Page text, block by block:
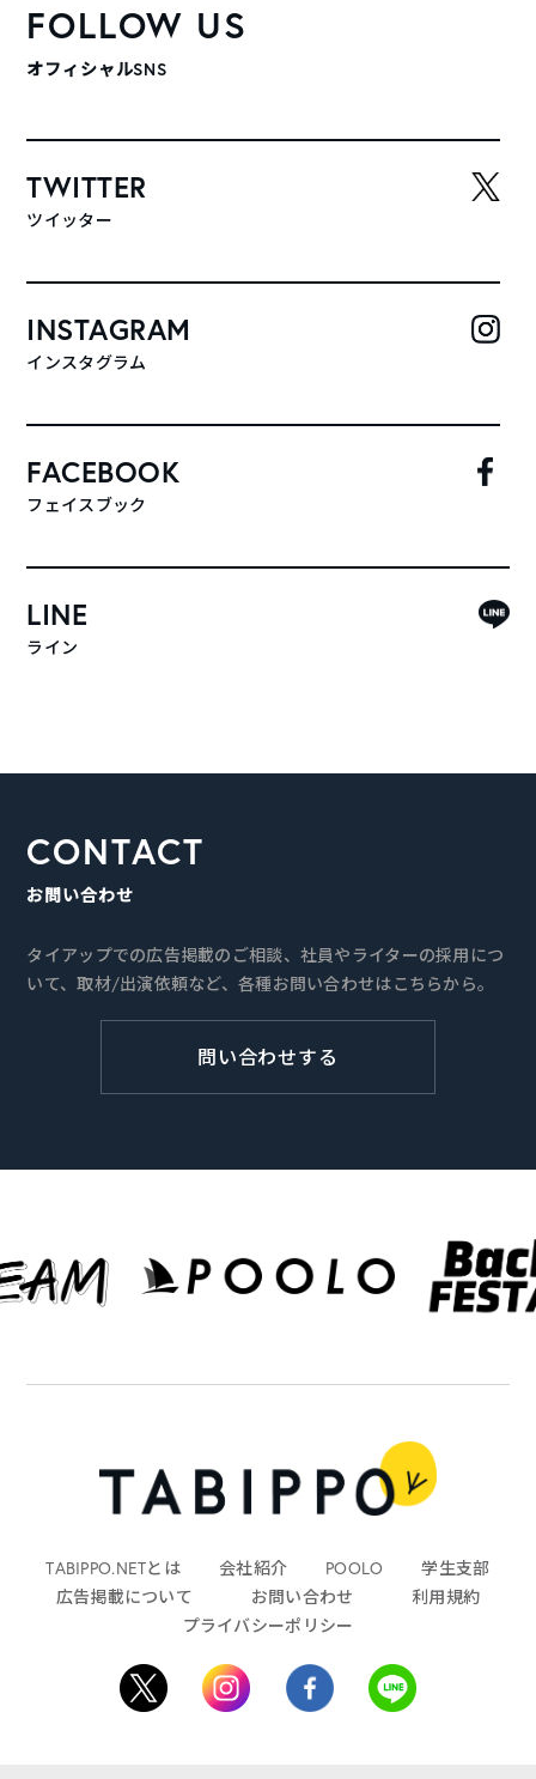
FOLLOW US
オフィシャルSNS
TWITTER
ツイッター
INSTAGRAM
インスタグラム
FACEBOOK
フェイスブック
LINE
ライン
CONTACT
お問い合わせ
タイアップでの広告掲載のご相談、社員やライターの採用につ
いて、取材/出演依頼など、各種お問い合わせはこちらから。
問い合わせする
TABIPPO.NETとは 会社紹介 POOLO
学生支部
広告掲載について
お問い合わせ
利用規約
プライバシーポリシー